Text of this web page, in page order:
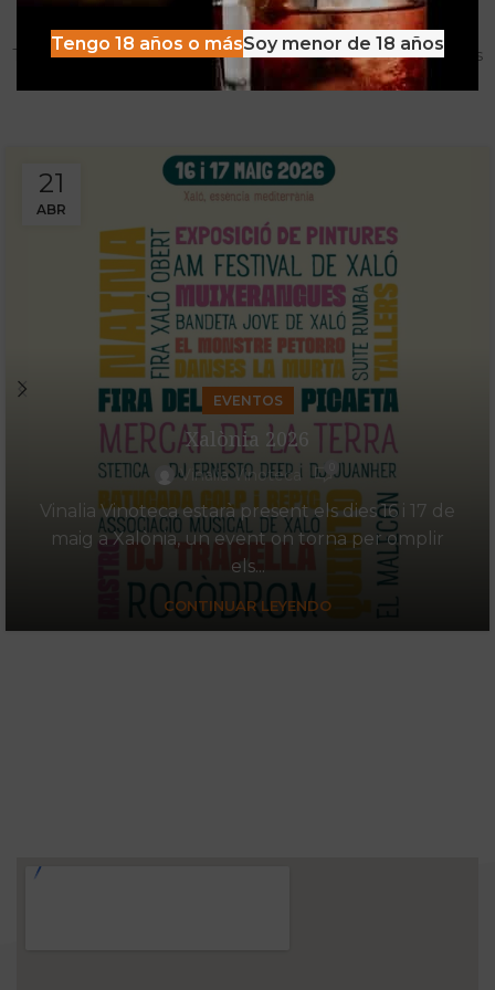
Tengo 18 años o másSoy menor de 18 años
Mucho más que una Vinoteca
Tenemos las experiencias, descuentos y detacados pensados
para disfrutar al máximo de la oferta Vinalia
21
ABR
EVENTOS
Xalònia 2026
Vinalia Vinoteca
Vinalia Vinoteca estarà present els dies 16 i 17 de
maig a Xalònia, un event on torna per omplir
els...
CONTINUAR LEYENDO